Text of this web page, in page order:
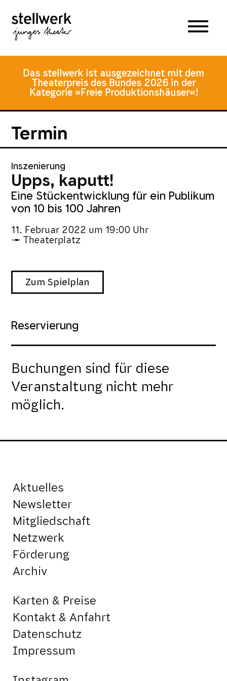
Hauptmenü
Inhalt
springen
Fusszeile
springen
Das stellwerk ist ausgezeichnet mit dem
Theaterpreis des Bundes 2026 in der
Kategorie »Freie Produktionshäuser«!
Termin
Inszenierung
Upps, kaputt!
Eine Stückentwicklung für ein Publikum
von 10 bis 100 Jahren
11. Februar 2022 um 19:00 Uhr
Theaterplatz
Zum Spielplan
Reservierung
Buchungen sind für diese
Veranstaltung nicht mehr
möglich.
Aktuelles
Newsletter
Mitgliedschaft
Netzwerk
Förderung
Archiv
Karten & Preise
Kontakt & Anfahrt
Datenschutz
Impressum